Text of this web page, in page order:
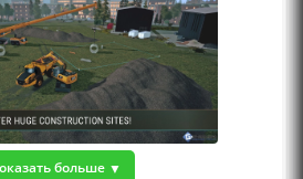
больше